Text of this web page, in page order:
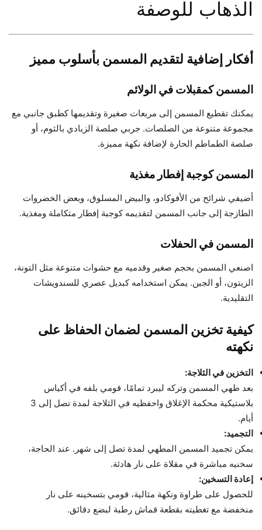
الذهاب للوصفة
أفكار إضافية لتقديم المسمن بأسلوب مميز
المسمن كمقبلات في الولائم
يمكنك تقطيع المسمن إلى مربعات صغيرة وتقديمها كطبق جانبي مع
مجموعة متنوعة من الصلصات. جربي صلصة الزبادي بالثوم، أو
صلصة الطماطم الحارة لإضافة نكهة مميزة.
المسمن كوجبة إفطار مغذية
أضيفي شرائح من الأفوكادو، والبيض المسلوق، وبعض الخضروات
الطازجة إلى جانب المسمن لتقديمه كوجبة إفطار متكاملة ومغذية.
المسمن في الحفلات
اصنعي المسمن بحجم صغير وقدميه مع حشوات متنوعة مثل التونة،
الزيتون، أو الجبن. يمكن استخدامه كبديل عصري للسندويشات
التقليدية.
كيفية تخزين المسمن لضمان الحفاظ على
نكهته
التخزين في الثلاجة:
بعد طهي المسمن وتركه ليبرد تمامًا، قومي بلفه في أكياس
بلاستيكية محكمة الإغلاق واحفظيه في الثلاجة لمدة تصل إلى 3
أيام.
التجميد:
يمكن تجميد المسمن المطهي لمدة تصل إلى شهر. عند الحاجة،
سخنيه مباشرة في مقلاة على نار هادئة.
إعادة التسخين:
للحصول على طراوة ونكهة مثالية، قومي بتسخينه على نار
منخفضة مع تغطيته بقطعة قماش رطبة لبضع دقائق.